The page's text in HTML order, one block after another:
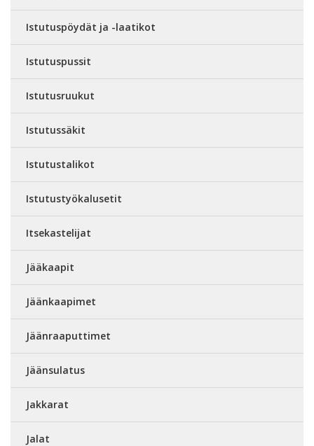
Istutuspöydät ja -laatikot
Istutuspussit
Istutusruukut
Istutussäkit
Istutustalikot
Istutustyökalusetit
Itsekastelijat
Jääkaapit
Jäänkaapimet
Jäänraaputtimet
Jäänsulatus
Jakkarat
Jalat